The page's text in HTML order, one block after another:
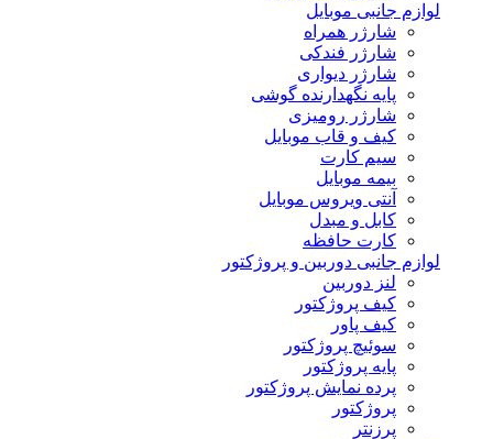
لوازم جانبی موبایل
شارژر همراه
شارژر فندکی
شارژر دیواری
پایه نگهدارنده گوشی
شارژر رومیزی
کیف و قاب موبایل
سیم کارت
بیمه موبایل
آنتی ویروس موبایل
کابل و مبدل
کارت حافظه
لوازم جانبی دوربین و پروژکتور
لنز دوربین
کیف پروژکتور
کیف پاور
سوئیچ پروژکتور
پایه پروژکتور
پرده نمایش پروژکتور
پروژکتور
پرزنتر